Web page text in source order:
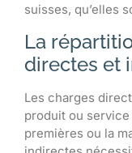
suisses, qu’elles
La
directes et
Les charges
produit ou
premières ou la